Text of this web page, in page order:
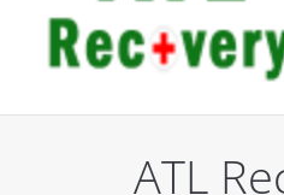
ATL